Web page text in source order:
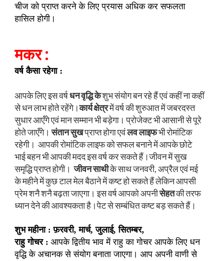
चीज को प्राप्त करने के लिए प्रयास अधिक कर सफलता
हासिल होगी।
मकर :
वर्ष कैसा रहेगा :
आपके लिए इस वर्षधन वृद्धि केशुभ संयोग बन रहे हैं एवं कहीं ना कहीं
से धन लाभ होते रहेंगे।कार्य क्षेत्रमें वर्ष की शुरुआत में जबरदस्त
सुधार आएँगे एवं मान सम्मान भी बड़ेगा। प्रोजेक्ट भी आसानी से पूरे
होते जाएँगे।संतान सुखप्राप्त होगा एवंलव लाइफभी रोमांटिक
रहेगी। आपकी रोमांटिक लाइफ को सफल बनाने में आपके छोटे
भाई बहन भी आपकी मदद इस वर्ष कर सकते हैं।जीवन में सुख
समृद्धि प्राप्त होगी।जीवन साथीके साथ जनवरी, अप्रैल एवं मई
के महीने में कुछ टाल मेल बैठाने में कष्ट हो सकते हैं लेकिन आपसी
प्रेम शनै शनै बढ़ता जाएगा। इस वर्ष आपको अपनीसेहतकी तरफ
ध्यान देने की आवश्यकता है।पेट से सम्बंधित कष्ट बड़ सकते हैं।
शुभ महीना : फ़रवरी, मार्च, जुलाई, सितम्बर,
राहु गोचर : आपके द्वितीय भाव में राहु का गोचर आपके लिए धन
वृद्धि के अचानक से संयोग बनाता जाएगा। आप अपनी वाणी से